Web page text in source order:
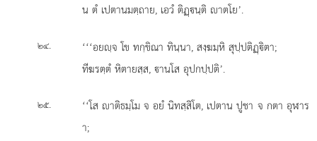
น ตํ เปตานมตฺถาย, เอวํ ติฏฺนฺติ าตโย’.
๒๔.
‘‘‘อยฺจ โข ทกฺขิณา ทินฺนา, สงฺฆมฺหิ สุปฺปติฏฺิตา;
ทีฆรตฺตํ หิตายสฺส, านโส อุปกปฺปติ’.
๒๕.
‘‘โส าติธมฺโม จ อยํ นิทสฺสิโต, เปตาน ปูชา จ กตา อุฬาร
า;